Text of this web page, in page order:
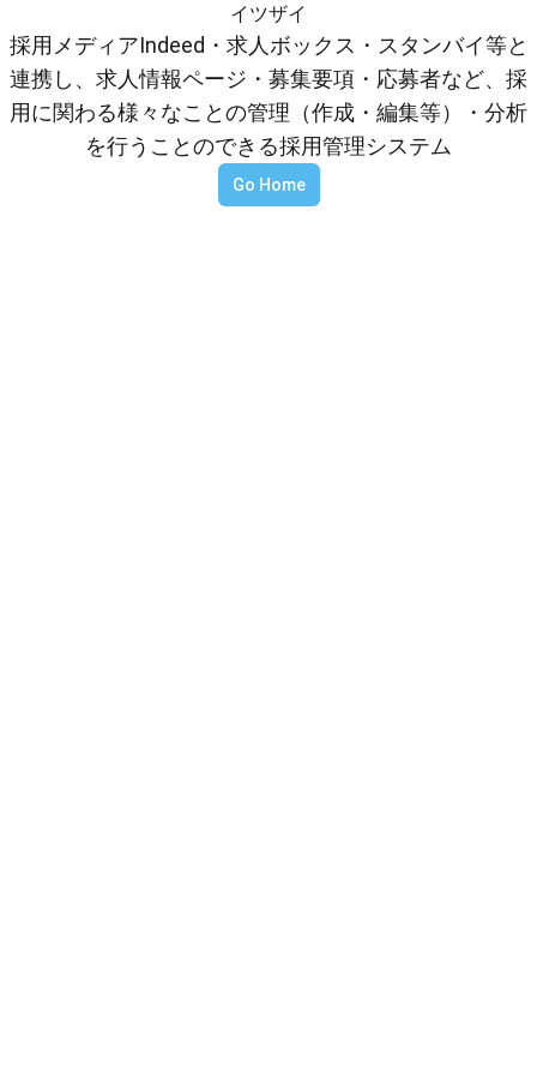
イツザイ
採用メディアIndeed・求人ボックス・スタンバイ等と
連携し、求人情報ページ・募集要項・応募者など、採
用に関わる様々なことの管理（作成・編集等）・分析
を行うことのできる採用管理システム
Go Home